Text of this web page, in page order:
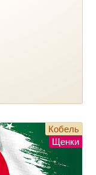
Кобель
Щенки